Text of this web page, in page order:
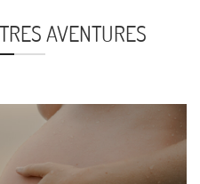
AVENTURES